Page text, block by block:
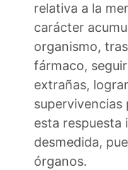
relativa a la
carácter
organismo,
fármaco,
extrañas,
supervivencias
esta respuesta
desmedida,
órganos.